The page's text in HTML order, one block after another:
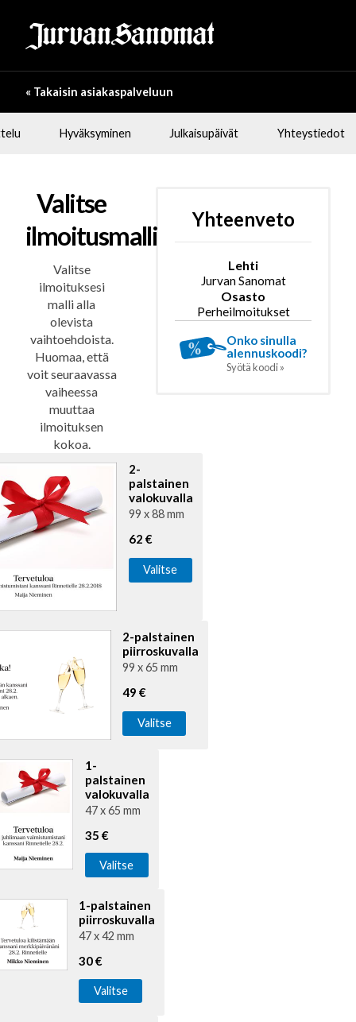
« Takaisin asiakaspalveluun
Hyväksyminen Julkaisupäivät Yhteystiedot
Valitse
ilmoitusmalli
Valitse
ilmoituksesi
malli alla
olevista
vaihtoehdoista.
Huomaa, että
voit seuraavassa
vaiheessa
muuttaa
ilmoituksen
kokoa.
2-
palstainen
valokuvalla
99 x 88 mm
62 €
Valitse
2-palstainen
piirroskuvalla
99 x 65 mm
49 €
Valitse
1-
palstainen
valokuvalla
47 x 65 mm
35 €
Valitse
1-palstainen
piirroskuvalla
47 x 42 mm
30 €
Valitse
Yhteenveto
Lehti
Jurvan Sanomat
Osasto
Perheilmoitukset
Onko sinulla
alennuskoodi?
Syötä koodi »